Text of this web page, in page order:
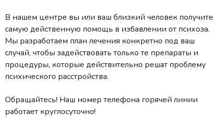
В нашем центре вы или ваш близкий человек получите
самую действенную помощь в избавлении от психоза.
Мы разработаем план лечения конкретно под ваш
случай, чтобы задействовать только те препараты и
процедуры, которые действительно решат проблему
психического расстройства.
Обращайтесь! Наш номер телефона горячей линии
работает круглосуточно!